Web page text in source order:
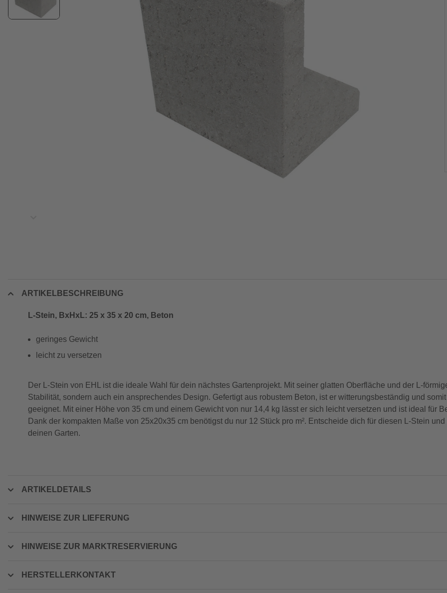
ARTIKELBESCHREIBUNG
L-Stein, BxHxL: 25 x 35 x 20 cm, Beton
geringes Gewicht
leicht zu versetzen
Der L-Stein von EHL ist die ideale Wahl für dein nächstes Gartenprojekt. Mit seiner glatten Oberfläche und der L-
Stabilität, sondern auch ein ansprechendes Design. Gefertigt aus robustem Beton, ist er witterungsbeständig und
geeignet. Mit einer Höhe von 35 cm und einem Gewicht von nur 14,4 kg lässt er sich leicht versetzen und ist ideal für
Dank der kompakten Maße von 25x20x35 cm benötigst du nur 12 Stück pro m². Entscheide dich für diesen L-Stein
deinen Garten.
ARTIKELDETAILS
HINWEISE ZUR LIEFERUNG
HINWEISE ZUR MARKTRESERVIERUNG
HERSTELLERKONTAKT